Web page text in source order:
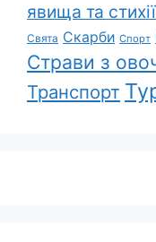
явища та стихії
Свята Скарби Спорт
Страви з
Транспорт